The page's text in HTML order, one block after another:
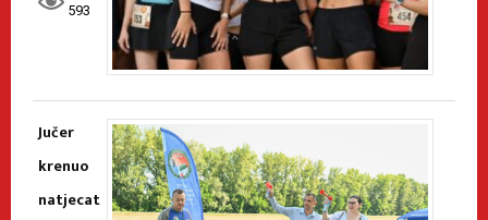
593
Jučer
krenuo
natjecat